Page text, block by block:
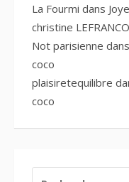
La Fourmi dans
christine
Not parisienne dans
coco
plaisiretequilibre
coco